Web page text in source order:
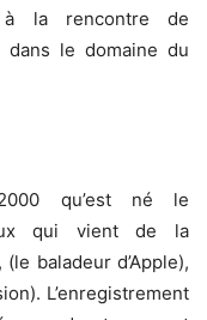
à la rencontre de
dans le domaine du
qu’est né le
qui vient de la
baladeur d’Apple),
L’enregistrement